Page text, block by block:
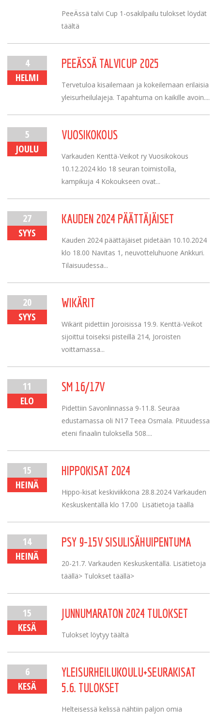
PeeÄssä talvi Cup 1-osakilpailu tulokset löydät
täältä
4
HELMI
PEEÄSSÄ TALVICUP 2025
Tervetuloa kisailemaan ja kokeilemaan erilaisia
yleisurheilulajeja. Tapahtuma on kaikille avoin....
5
JOULU
VUOSIKOKOUS
Varkauden Kenttä-Veikot ry Vuosikokous
10.12.2024 klo 18 seuran toimistolla,
kampikuja 4 Kokoukseen ovat...
27
SYYS
KAUDEN 2024 PÄÄTTÄJÄISET
Kauden 2024 päättäjäiset pidetään 10.10.2024
klo 18.00 Navitas 1, neuvotteluhuone Ankkuri.
Tilaisuudessa...
20
SYYS
WIKÄRIT
Wikärit pidettiin Joroisissa 19.9. Kenttä-Veikot
sijoittui toiseksi pisteillä 214, Joroisten
voittamassa...
11
ELO
SM 16/17V
Pidettiin Savonlinnassa 9-11.8. Seuraa
edustamassa oli N17 Teea Osmala. Pituudessa
eteni finaalin tuloksella 508....
15
HEINÄ
HIPPOKISAT 2024
Hippo-kisat keskiviikkona 28.8.2024 Varkauden
Keskuskentällä klo 17.00 Lisätietoja täällä
14
HEINÄ
PSY 9-15V SISULISÄHUIPENTUMA
20-21.7. Varkauden Keskuskentällä. Lisätietoja
täällä> Tulokset täällä>
15
KESÄ
JUNNUMARATON 2024 TULOKSET
Tulokset löytyy täältä
6
KESÄ
YLEISURHEILUKOULU+SEURAKISAT
5.6. TULOKSET
Helteisessä kelissä nähtiin paljon omia